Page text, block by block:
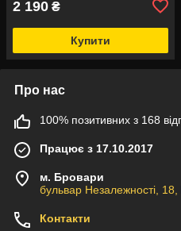
2 190 ₴
Купити
Про нас
100% позитивних з 168
Працює з 17.10.2017
м. Бровари
бульвар Незалежності,
Контакти